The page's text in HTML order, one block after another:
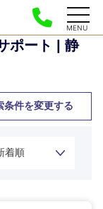
MENU
ポート | 静
条件を変更する